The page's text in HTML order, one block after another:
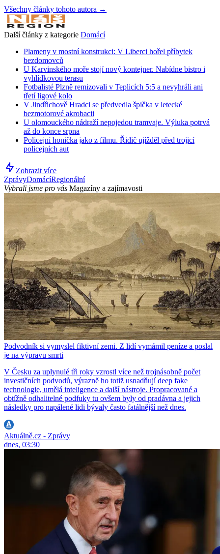
Všechny články tohoto autora →
Další články z kategorie Domácí
Plameny v mostní konstrukci: V Liberci hořel příbytek
bezdomovců
U Karvinského moře stojí nový kontejner. Nabídne bistro i
vyhlídkovou terasu
Fotbalisté Plzně remizovali v Teplicích 5:5 a nevyhráli ani
třetí ligové kolo
V Jindřichově Hradci se předvedla špička v letecké
bezmotorové akrobacii
U olomouckého nádraží nepojedou tramvaje. Výluka potrvá
až do konce srpna
Policejní honička jako z filmu. Řidič ujížděl před trojicí
policejních aut
Zobrazit více
ZprávyDomácíRegionální
Vybrali jsme pro vás Magazíny a zajímavosti
Podvodník si vymyslel fiktivní zemi. Z lidí vymámil peníze a poslal
je na výpravu smrti
V Česku za uplynulé tři roky vzrostl více než trojnásobně počet
investičních podvodů, výrazně ho totiž usnadňují deep fake
technologie, umělá inteligence a další nástroje. Propracované a
obtížně odhalitelné podfuky tu ovšem byly od pradávna a jejich
následky pro napálené lidi bývaly často fatálnější než dnes.
Aktuálně.cz - Zprávy
dnes, 03:30